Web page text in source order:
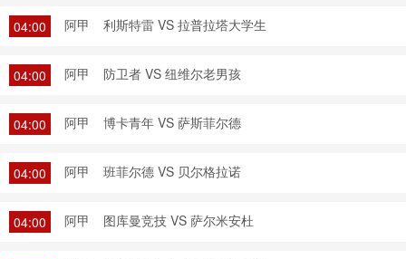
04:00 阿甲 利斯特雷 VS 拉普拉塔大学生
04:00 阿甲 防卫者 VS 纽维尔老男孩
04:00 阿甲 博卡青年 VS 萨斯菲尔德
04:00 阿甲 班菲尔德 VS 贝尔格拉诺
04:00 阿甲 图库曼竞技 VS 萨尔米安杜